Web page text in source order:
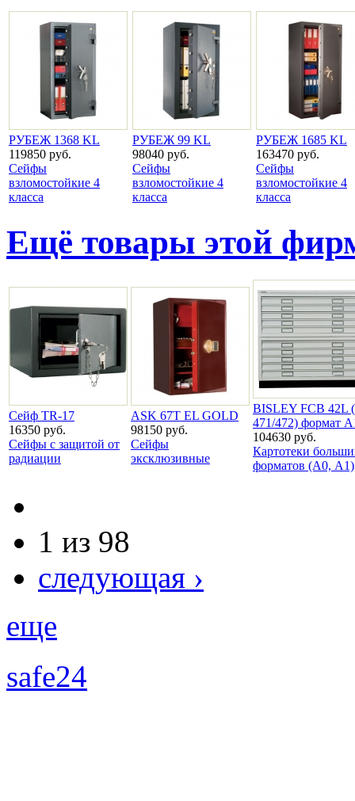
РУБЕЖ 1368 KL
119850 руб.
Сейфы
взломостойкие 4
класса
РУБЕЖ 99 KL
98040 руб.
Сейфы
взломостойкие 4
класса
РУБЕЖ 1685 KL
163470 руб.
Сейфы
взломостойкие 4
класса
Ещё товары этой
Сейф ТR-17
16350 руб.
Сейфы с защитой от
радиации
ASK 67Т EL GOLD
98150 руб.
Сейфы
эксклюзивные
BISLEY FCB 42L
471/472) формат
104630 руб.
Картотеки
форматов (А0, А1)
1 из 98
следующая ›
еще
safe24